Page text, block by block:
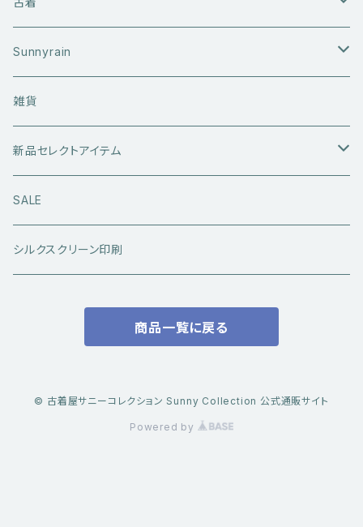
アウターウエア
ライダースジャケット
レザーアウター
トップス
セーター・ニットウエア
長袖シャツ
ボトムス
ジーンズ
ミリタリーパンツ
シューズ
スニーカー
アクセサリー
ブレスレット・バングル
Sunnyrain
Tシャツ
タンクトップ
キャップ・帽子
雑貨
新品セレクトアイテム
アウターウエア
ベトジャン
コラボ商品
帽子・キャップ・ハット
ショートパンツ
Caltop
SALE
シルクスクリーン印刷
商品一覧に戻る
© 古着屋サニーコレクション Sunny Collection 公式通販サイト
Powered by